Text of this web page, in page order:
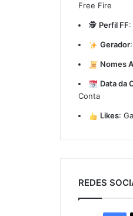
Free Fire
🕵️ Perfil FF:
Gerador:
Nomes
Data da
Conta
Likes:
REDES